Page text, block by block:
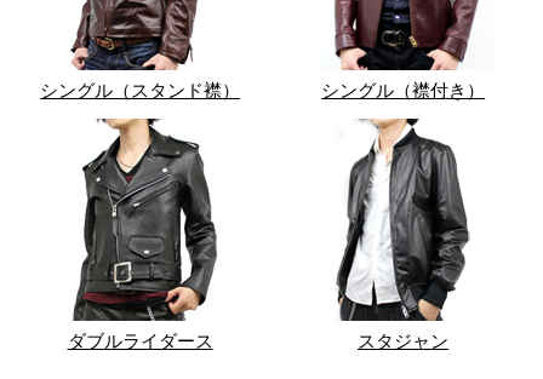
シングル（スタンド襟） シングル（襟付き）
ダブルライダース スタジャン